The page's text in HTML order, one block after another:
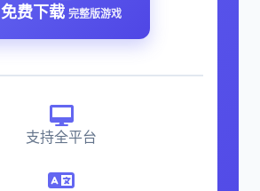
免费下载 完整版游戏
支持全平台